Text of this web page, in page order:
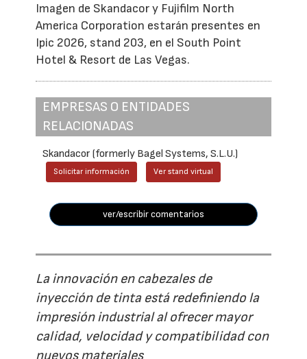
Imagen de Skandacor y Fujifilm North
America Corporation estarán presentes en
Ipic 2026, stand 203, en el South Point
Hotel & Resort de Las Vegas.
EMPRESAS O ENTIDADES
RELACIONADAS
Skandacor (formerly Bagel Systems, S.L.U.)
Solicitar información Ver stand virtual
ver/escribir comentarios
La innovación en cabezales de
inyección de tinta está redefiniendo la
impresión industrial al ofrecer mayor
calidad, velocidad y compatibilidad con
nuevos materiales